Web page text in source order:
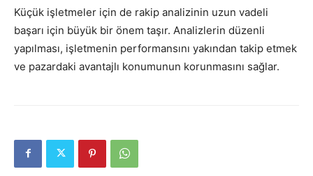
Küçük işletmeler için de rakip analizinin uzun vadeli
başarı için büyük bir önem taşır. Analizlerin düzenli
yapılması, işletmenin performansını yakından takip etmek
ve pazardaki avantajlı konumunun korunmasını sağlar.